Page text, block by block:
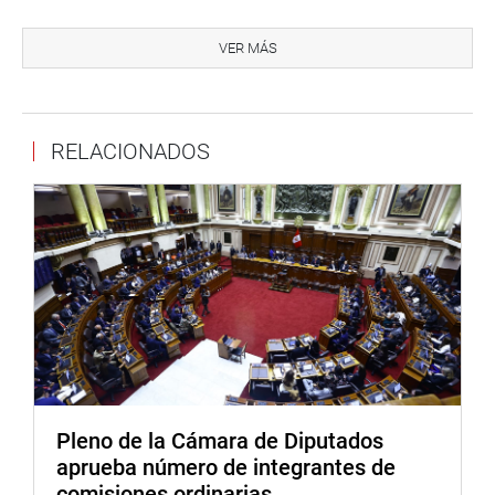
prevención frente al fenómeno “El Niño”, los proyectos en
favor de los agricultores y la poca de atención a las
Así lo dieron a conocer luego de la exposición de la
ministra de Desarrollo Agrario y Riego, Jennifer Contreras
Álvarez y la titular de Vivienda, Construcción y
Saneamiento, Hania Pérez de Cuellar Lubienska, quienes
participaron de manera presencial en la sesión, e
informaron -de acuerdo a sus competencias-, sobre las
medidas en el sector agrario frente al fenómeno “El Niño”,
la situación de las bocatomas en rehabilitación y
alcantarillado, la prestación en los servicios de
saneamiento en el ámbito urbano y la problemática y
mejoramiento en las instalaciones de agua potable y
desagüe.
Al respecto el titular del grupo legislativo, planteó también
VER MÁS
RELACIONADOS
Pleno de la Cámara de Diputados
aprueba número de integrantes de